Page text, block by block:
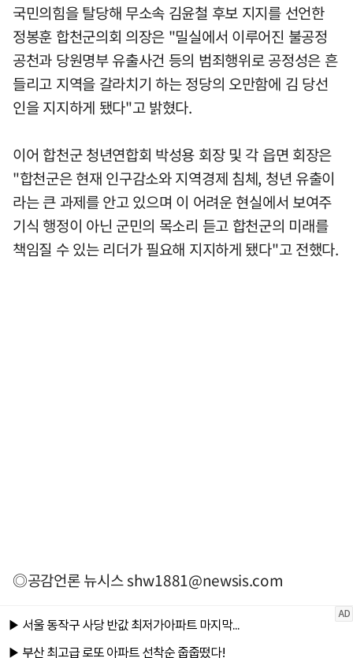
국민의힘을 탈당해 무소속 김윤철 후보 지지를 선언한
정봉훈 합천군의회 의장은 "밀실에서 이루어진 불공정
공천과 당원명부 유출사건 등의 범죄행위로 공정성은 흔
들리고 지역을 갈라치기 하는 정당의 오만함에 김 당선
인을 지지하게 됐다"고 밝혔다.
이어 합천군 청년연합회 박성용 회장 및 각 읍면 회장은
"합천군은 현재 인구감소와 지역경제 침체, 청년 유출이
라는 큰 과제를 안고 있으며 이 어려운 현실에서 보여주
기식 행정이 아닌 군민의 목소리 듣고 합천군의 미래를
책임질 수 있는 리더가 필요해 지지하게 됐다"고 전했다.
◎공감언론 뉴시스shw1881@newsis.com